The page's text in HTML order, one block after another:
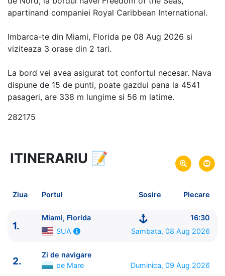
apartinand companiei Royal Caribbean International.
Imbarca-te din Miami, Florida pe 08 Aug 2026 si
viziteaza 3 orase din 2 tari.
La bord vei avea asigurat tot confortul necesar. Nava
dispune de 15 de punti, poate gazdui pana la 4541
pasageri, are 338 m lungime si 56 m latime.
282175
6 zile vacanta de croaziera in
link oferta
Plecare pe 08 Aug 2026 din Miami, Florida, SUA
Royal Caribbean International
ITINERARIU 📝
Ziua Portul Sosire Plecare
1.
Miami, Florida
16:30
SUA
Sambata, 08 Aug 2026
2.
Zi de navigare
pe Mare
Duminica, 09 Aug 2026